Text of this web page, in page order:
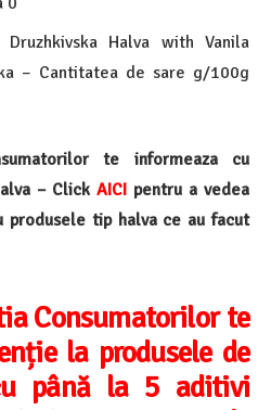
Halva with Vanila
– Cantitatea de sare g/100g
te informeaza cu
– Click AICI pentru a vedea
produsele tip halva ce au facut
Consumatorilor te
la produsele de
până la 5 aditivi